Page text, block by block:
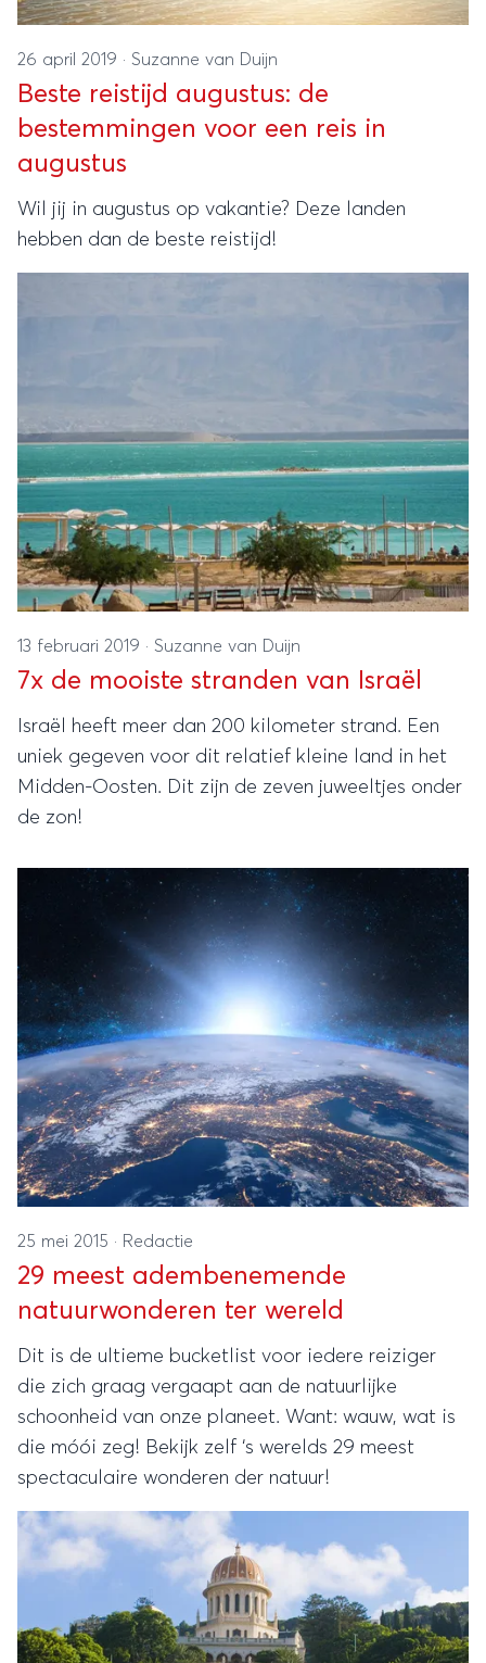
26 april 2019 · Suzanne van Duijn
Beste reistijd augustus: de
bestemmingen voor een reis in
augustus
Wil jij in augustus op vakantie? Deze landen
hebben dan de beste reistijd!
13 februari 2019 · Suzanne van Duijn
7x de mooiste stranden van Israël
Israël heeft meer dan 200 kilometer strand. Een
uniek gegeven voor dit relatief kleine land in het
Midden-Oosten. Dit zijn de zeven juweeltjes onder
de zon!
25 mei 2015 · Redactie
29 meest adembenemende
natuurwonderen ter wereld
Dit is de ultieme bucketlist voor iedere reiziger
die zich graag vergaapt aan de natuurlijke
schoonheid van onze planeet. Want: wauw, wat is
die móói zeg! Bekijk zelf ‘s werelds 29 meest
spectaculaire wonderen der natuur!